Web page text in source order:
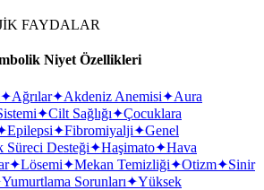
FAYDALAR
Niyet Özellikleri
✦Ağrılar✦Akdeniz Anemisi✦Aura
✦Cilt Sağlığı✦Çocuklara
Epilepsi✦Fibromiyalji✦Genel
Süreci Desteği✦Haşimato✦Hava
✦Lösemi✦Mekan Temizliği✦Otizm✦Sinir
Yumurtlama Sorunları✦Yüksek